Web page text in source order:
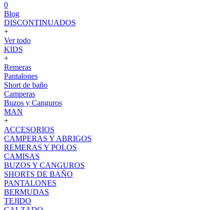
0
Blog
DISCONTINUADOS
+
Ver todo
KIDS
+
Remeras
Pantalones
Short de baño
Camperas
Buzos y Canguros
MAN
+
ACCESORIOS
CAMPERAS Y ABRIGOS
REMERAS Y POLOS
CAMISAS
BUZOS Y CANGUROS
SHORTS DE BAÑO
PANTALONES
BERMUDAS
TEJIDO